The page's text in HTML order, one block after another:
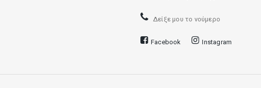
Δείξε μου το νούμερο
Facebook Instagram